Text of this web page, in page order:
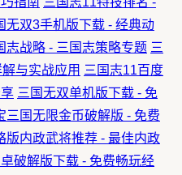
无双3手机版下载 - 经典动
志战略 - 三国志策略专题 三
与实战应用 三国志11百度
三国无双单机版下载 - 免
三国无限金币破解版 - 免费
版内政武将推荐 - 最佳内政
破解版下载 - 免费畅玩经